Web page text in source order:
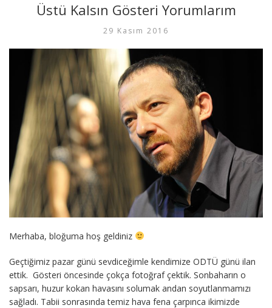
Üstü Kalsın Gösteri Yorumlarım
29 Kasım 2016
Merhaba, bloğuma hoş geldiniz
Geçtiğimiz pazar günü sevdiceğimle kendimize ODTÜ günü ilan
ettik. Gösteri öncesinde çokça fotoğraf çektik. Sonbaharın o
sapsarı, huzur kokan havasını solumak andan soyutlanmamızı
sağladı. Tabii sonrasında temiz hava fena çarpınca ikimizde